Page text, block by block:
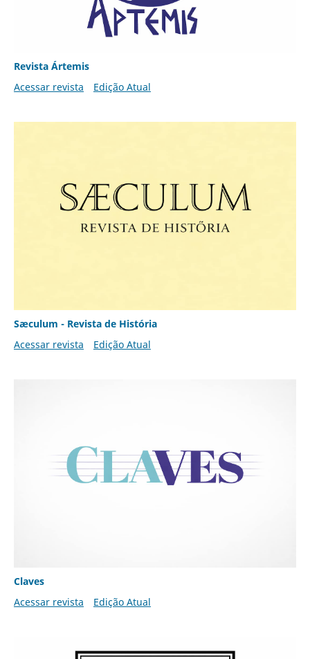
Revista Ártemis
Acessar revista
Edição Atual
Sæculum - Revista de História
Acessar revista
Edição Atual
Claves
Acessar revista
Edição Atual